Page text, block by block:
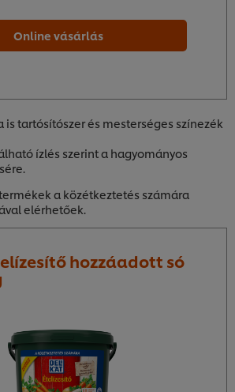
Online vásárlás
is tartósítószer és mesterséges színezék
ízlés szerint a hagyományos
a közétkeztetés számára
elérhetőek.
hozzáadott só